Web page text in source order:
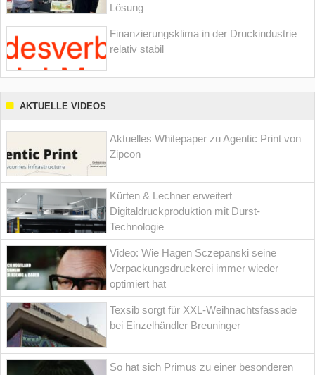
Lösung
Finanzierungsklima in der Druckindustrie
relativ stabil
AKTUELLE VIDEOS
Aktuelles Whitepaper zu Agentic Print von
Zipcon
Kürten & Lechner erweitert
Digitaldruckproduktion mit Durst-
Technologie
Video: Wie Hagen Sczepanski seine
Verpackungsdruckerei immer wieder
optimiert hat
Texsib sorgt für XXL-Weihnachtsfassade
bei Einzelhändler Breuninger
So hat sich Primus zu einer besonderen